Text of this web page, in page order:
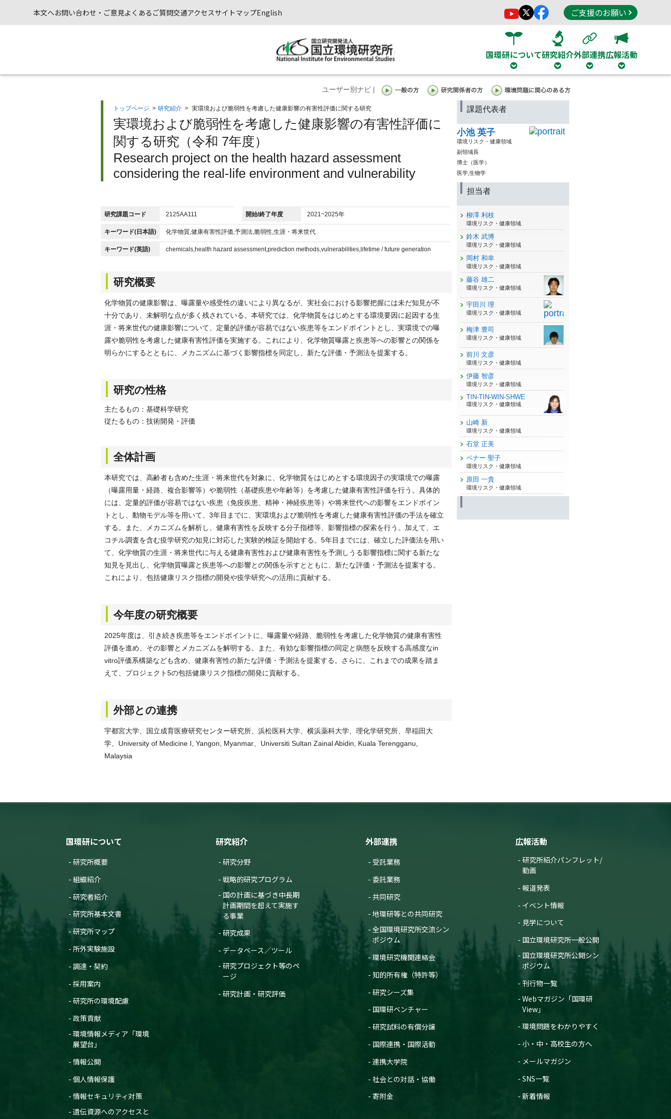
本文へお問い合わせ・ご意見よくあるご質問交通アクセスサイトマップEnglish ご支援のお願い
国環研について研究紹介外部連携広報活動
ユーザー別ナビ |
トップページ > 研究紹介 > 実環境および脆弱性を考慮した健康影響の有害性評価に関する研究
実環境および脆弱性を考慮した健康影響の有害性評価に
関する研究（令和 7年度）
Research project on the health hazard assessment
considering the real-life environment and vulnerability
研究課題コード 2125AA111 開始/終了年度 2021~2025年
キーワード(日本語) 化学物質,健康有害性評価,予測法,脆弱性,生涯・将来世代
キーワード(英語) chemicals,health hazard assessment,prediction methods,vulnerabilities,lifetime / future generation
研究概要
化学物質の健康影響は、曝露量や感受性の違いにより異なるが、実社会における影響把握には未だ知見が不
十分であり、未解明な点が多く残されている。本研究では、化学物質をはじめとする環境要因に起因する生
涯・将来世代の健康影響について、定量的評価が容易ではない疾患等をエンドポイントとし、実環境での曝
露や脆弱性を考慮した健康有害性評価を実施する。これにより、化学物質曝露と疾患等への影響との関係を
明らかにするとともに、メカニズムに基づく影響指標を同定し、新たな評価・予測法を提案する。
研究の性格
主たるもの：基礎科学研究
従たるもの：技術開発・評価
全体計画
本研究では、高齢者も含めた生涯・将来世代を対象に、化学物質をはじめとする環境因子の実環境での曝露
（曝露用量・経路、複合影響等）や脆弱性（基礎疾患や年齢等）を考慮した健康有害性評価を行う。具体的
には、定量的評価が容易ではない疾患（免疫疾患、精神・神経疾患等）や将来世代への影響をエンドポイン
トとし、動物モデル等を用いて、3年目までに、実環境および脆弱性を考慮した健康有害性評価の手法を確立
する。また、メカニズムを解析し、健康有害性を反映する分子指標等、影響指標の探索を行う。加えて、エ
コチル調査を含む疫学研究の知見に対応した実験的検証を開始する。5年目までには、確立した評価法を用い
て、化学物質の生涯・将来世代に与える健康有害性および健康有害性を予測しうる影響指標に関する新たな
知見を見出し、化学物質曝露と疾患等への影響との関係を示すとともに、新たな評価・予測法を提案する。
これにより、包括健康リスク指標の開発や疫学研究への活用に貢献する。
今年度の研究概要
2025年度は、引き続き疾患等をエンドポイントに、曝露量や経路、脆弱性を考慮した化学物質の健康有害性
評価を進め、その影響とメカニズムを解明する。また、有効な影響指標の同定と病態を反映する高感度なin
vitro評価系構築なども含め、健康有害性の新たな評価・予測法を提案する。さらに、これまでの成果を踏ま
えて、プロジェクト5の包括健康リスク指標の開発に貢献する。
外部との連携
宇都宮大学、国立成育医療研究センター研究所、浜松医科大学、横浜薬科大学、理化学研究所、早稲田大
学、University of Medicine I, Yangon, Myanmar、Universiti Sultan Zainal Abidin, Kuala Terengganu,
Malaysia
課題代表者
小池 英子
環境リスク・健康領域
副領域長
博士（医学）
医学,生物学
担当者
柳澤 利枝
環境リスク・健康領域
鈴木 武博
環境リスク・健康領域
岡村 和幸
環境リスク・健康領域
藤谷 雄二
環境リスク・健康領域
宇田川 理
環境リスク・健康領域
梅津 豊司
環境リスク・健康領域
前川 文彦
環境リスク・健康領域
伊藤 智彦
環境リスク・健康領域
TIN-TIN-WIN-SHWE
環境リスク・健康領域
山崎 新
環境リスク・健康領域
石堂 正美
ベナー 聖子
環境リスク・健康領域
原田 一貴
環境リスク・健康領域
国環研について
研究所概要
組織紹介
研究者紹介
研究所基本文書
研究所マップ
所外実験施設
調達・契約
採用案内
研究所の環境配慮
政策貢献
環境情報メディア「環境
展望台」
情報公開
個人情報保護
情報セキュリティ対策
遺伝資源へのアクセスと
研究紹介
研究分野
戦略的研究プログラム
国の計画に基づき中長期
計画期間を超えて実施す
る事業
研究成果
データベース／ツール
研究プロジェクト等のペ
ージ
研究計画・研究評価
外部連携
受託業務
委託業務
共同研究
地環研等との共同研究
全国環境研究所交流シン
ポジウム
環境研究機関連絡会
知的所有権（特許等）
研究シーズ集
国環研ベンチャー
研究試料の有償分譲
国際連携・国際活動
連携大学院
社会との対話・協働
寄附金
広報活動
研究所紹介パンフレット/
動画
報道発表
イベント情報
見学について
国立環境研究所一般公開
国立環境研究所公開シン
ポジウム
刊行物一覧
Webマガジン「国環研
View」
環境問題をわかりやすく
小・中・高校生の方へ
メールマガジン
SNS一覧
新着情報